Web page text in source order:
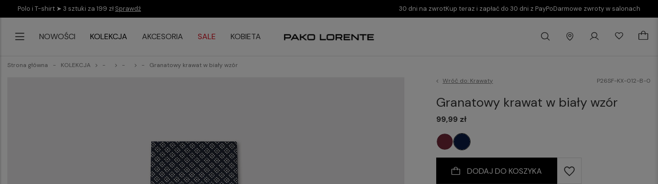
Polo i T-shirt ➤ 3 sztuki za 199 zł Sprawdź 30 dni na zwrotKup teraz i zapłać do 30 dni z PayPoDarmowe zwroty w salonach
NOWOŚCI KOLEKCJA AKCESORIA SALE KOBIETA
Strona główna KOLEKCJA
Granatowy krawat w biały wzór
Wróć do: Krawaty P26SF-KX-012-B-0
Granatowy krawat w biały wzór
99,99 zł
DODAJ DO KOSZYKA